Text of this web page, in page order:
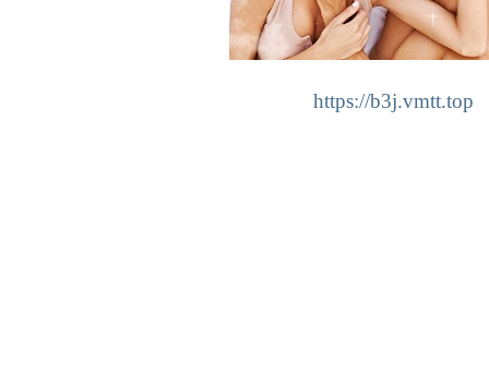
https://b3j.vmtt.top